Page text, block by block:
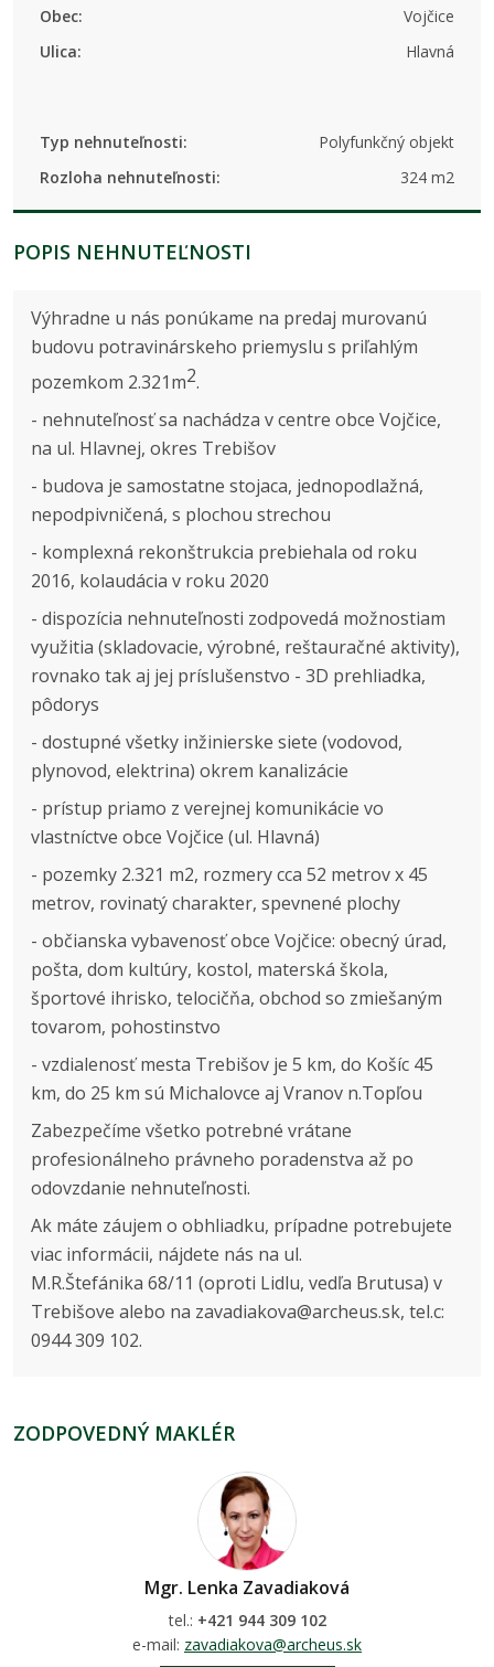
Obec:
Vojčice
Ulica:
Hlavná
Typ nehnuteľnosti:
Polyfunkčný objekt
Rozloha nehnuteľnosti:
324 m2
POPIS NEHNUTEĽNOSTI
Výhradne u nás ponúkame na predaj murovanú
budovu potravinárskeho priemyslu s priľahlým
pozemkom 2.321m2.
- nehnuteľnosť sa nachádza v centre obce Vojčice,
na ul. Hlavnej, okres Trebišov
- budova je samostatne stojaca, jednopodlažná,
nepodpivničená, s plochou strechou
- komplexná rekonštrukcia prebiehala od roku
2016, kolaudácia v roku 2020
- dispozícia nehnuteľnosti zodpovedá možnostiam
využitia (skladovacie, výrobné, reštauračné aktivity),
rovnako tak aj jej príslušenstvo - 3D prehliadka,
pôdorys
- dostupné všetky inžinierske siete (vodovod,
plynovod, elektrina) okrem kanalizácie
- prístup priamo z verejnej komunikácie vo
vlastníctve obce Vojčice (ul. Hlavná)
- pozemky 2.321 m2, rozmery cca 52 metrov x 45
metrov, rovinatý charakter, spevnené plochy
- občianska vybavenosť obce Vojčice: obecný úrad,
pošta, dom kultúry, kostol, materská škola,
športové ihrisko, telocičňa, obchod so zmiešaným
tovarom, pohostinstvo
- vzdialenosť mesta Trebišov je 5 km, do Košíc 45
km, do 25 km sú Michalovce aj Vranov n.Topľou
Zabezpečíme všetko potrebné vrátane
profesionálneho právneho poradenstva až po
odovzdanie nehnuteľnosti.
Ak máte záujem o obhliadku, prípadne potrebujete
viac informácii, nájdete nás na ul.
M.R.Štefánika 68/11 (oproti Lidlu, vedľa Brutusa) v
Trebišove alebo na zavadiakova@archeus.sk, tel.c:
0944 309 102.
ZODPOVEDNÝ MAKLÉR
Mgr. Lenka Zavadiaková
tel.: +421 944 309 102
e-mail: zavadiakova@archeus.sk